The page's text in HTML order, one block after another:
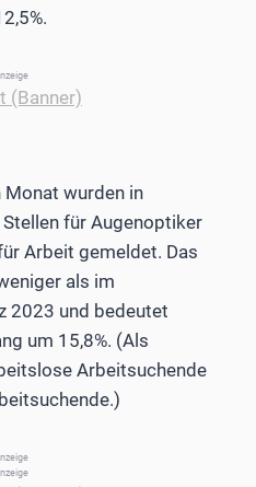
Monat wurden in
für Augenoptiker
Arbeit gemeldet. Das
als im
2023 und bedeutet
um 15,8%. (Als
Arbeitsuchende